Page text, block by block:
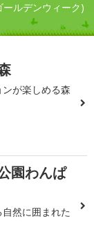
ルデンウィーク)
が楽しめる森
園わんぱ
然に囲まれた